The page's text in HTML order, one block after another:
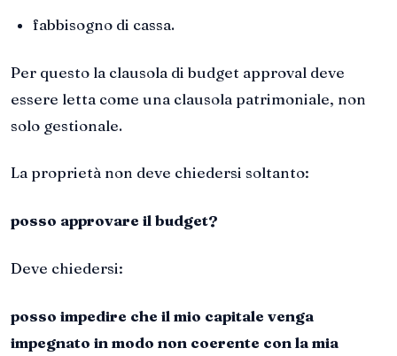
fabbisogno di cassa.
Per questo la clausola di budget approval deve
essere letta come una clausola patrimoniale, non
solo gestionale.
La proprietà non deve chiedersi soltanto:
posso approvare il budget?
Deve chiedersi:
posso impedire che il mio capitale venga
impegnato in modo non coerente con la mia